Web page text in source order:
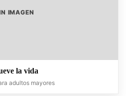
IMAGEN
la vida
adultos mayores